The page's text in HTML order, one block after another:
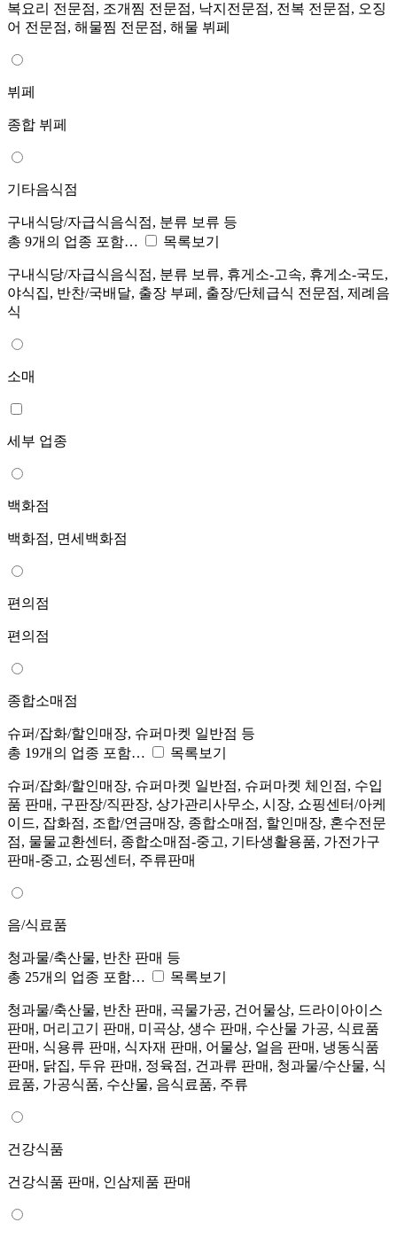
복요리 전문점, 조개찜 전문점, 낙지전문점, 전복 전문점, 오징
어 전문점, 해물찜 전문점, 해물 뷔페
뷔페
종합 뷔페
기타음식점
구내식당/자급식음식점, 분류 보류 등
총 9개의 업종 포함…
목록보기
구내식당/자급식음식점, 분류 보류, 휴게소-고속, 휴게소-국도,
야식집, 반찬/국배달, 출장 부페, 출장/단체급식 전문점, 제례음
식
소매
세부 업종
백화점
백화점, 면세백화점
편의점
편의점
종합소매점
슈퍼/잡화/할인매장, 슈퍼마켓 일반점 등
총 19개의 업종 포함…
목록보기
슈퍼/잡화/할인매장, 슈퍼마켓 일반점, 슈퍼마켓 체인점, 수입
품 판매, 구판장/직판장, 상가관리사무소, 시장, 쇼핑센터/아케
이드, 잡화점, 조합/연금매장, 종합소매점, 할인매장, 혼수전문
점, 물물교환센터, 종합소매점-중고, 기타생활용품, 가전가구
판매-중고, 쇼핑센터, 주류판매
음/식료품
청과물/축산물, 반찬 판매 등
총 25개의 업종 포함…
목록보기
청과물/축산물, 반찬 판매, 곡물가공, 건어물상, 드라이아이스
판매, 머리고기 판매, 미곡상, 생수 판매, 수산물 가공, 식료품
판매, 식용류 판매, 식자재 판매, 어물상, 얼음 판매, 냉동식품
판매, 닭집, 두유 판매, 정육점, 건과류 판매, 청과물/수산물, 식
료품, 가공식품, 수산물, 음식료품, 주류
건강식품
건강식품 판매, 인삼제품 판매